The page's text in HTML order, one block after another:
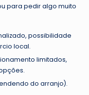
para pedir algo muito
possibilidade
local.
limitados,
do arranjo).